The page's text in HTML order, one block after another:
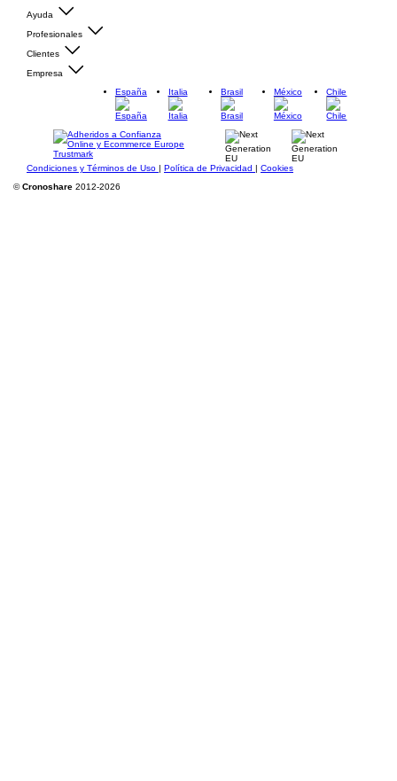
Ayuda
Profesionales
Clientes
Empresa
España
Italia Brasil México Chile
Condiciones y Términos de Uso | Política de Privacidad | Cookies
©Cronoshare 2012-2026